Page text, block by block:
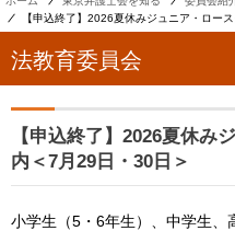
【申込終了】2026夏休みジュニア・ロー
法教育委員会
【申込終了】2026夏休み
内＜7月29日・30日＞
小学生（5・6年生）、中学生、